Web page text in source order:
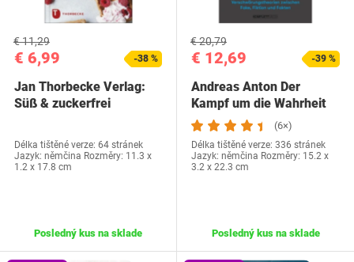
€ 6,99
€ 11,29
-38 %
Jan Thorbecke Verlag:
Süß & zuckerfrei
Délka tištěné verze: 64 stránek
Jazyk: němčina Rozměry: 11.3 x
1.2 x 17.8 cm
Posledný kus na sklade
€ 12,69
€ 20,79
-39 %
Andreas Anton Der
Kampf um die Wahrheit
(6×)
Délka tištěné verze: 336 stránek
Jazyk: němčina Rozměry: 15.2 x
3.2 x 22.3 cm
Posledný kus na sklade